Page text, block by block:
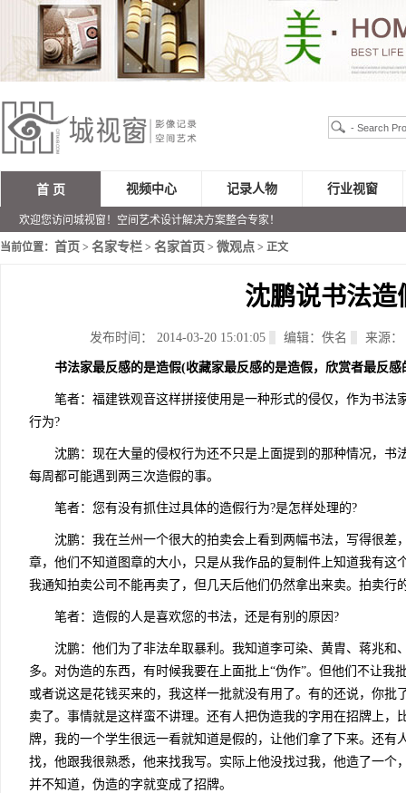
首 页
欢迎您访问城视窗！空间艺术设计解决方案整合专家！
视频中心 记录人物 行业视窗
当前位置： 首页 > 名家专栏 > 名家首页 > 微观点 > 正文
沈鹏说书法造
发布时间： 2014-03-20 15:01:05 编辑：佚名 来源
书法家最反感的是造假(收藏家最反感的是造假，欣赏者最反感
笔者：福建铁观音这样拼接使用是一种形式的侵仅，作为书法
行为?
沈鹏：现在大量的侵权行为还不只是上面提到的那种情况，书
每周都可能遇到两三次造假的事。
笔者：您有没有抓住过具体的造假行为?是怎样处理的?
沈鹏：我在兰州一个很大的拍卖会上看到两幅书法，写得很差
章，他们不知道图章的大小，只是从我作品的复制件上知道我有这
我通知拍卖公司不能再卖了，但几天后他们仍然拿出来卖。拍卖行
笔者：造假的人是喜欢您的书法，还是有别的原因?
沈鹏：他们为了非法牟取暴利。我知道李可染、黄胄、蒋兆和
多。对伪造的东西，有时候我要在上面批上“伪作”。但他们不让我
或者说这是花钱买来的，我这样一批就没有用了。有的还说，你批
卖了。事情就是这样蛮不讲理。还有人把伪造我的字用在招牌上，
牌，我的一个学生很远一看就知道是假的，让他们拿了下来。还有
找，他跟我很熟悉，他来找我写。实际上他没找过我，他造了一个
并不知道，伪造的字就变成了招牌。